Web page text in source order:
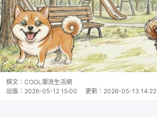
撰文： COOL潮流生活網
出版： 2026-05-12 15:00 更新： 2026-05-13 14:22